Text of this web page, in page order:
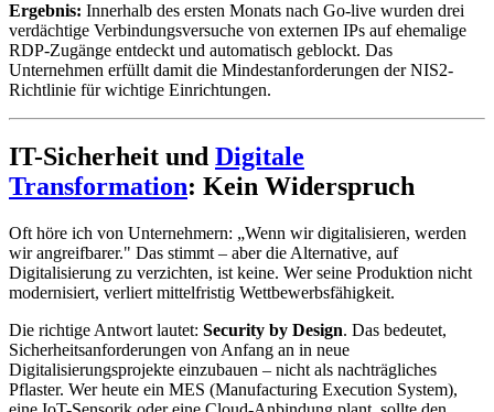
Ergebnis: Innerhalb des ersten Monats nach Go-live wurden drei
verdächtige Verbindungsversuche von externen IPs auf ehemalige
RDP-Zugänge entdeckt und automatisch geblockt. Das
Unternehmen erfüllt damit die Mindestanforderungen der NIS2-
Richtlinie für wichtige Einrichtungen.
IT-Sicherheit und Digitale
Transformation: Kein Widerspruch
Oft höre ich von Unternehmern: „Wenn wir digitalisieren, werden
wir angreifbarer." Das stimmt – aber die Alternative, auf
Digitalisierung zu verzichten, ist keine. Wer seine Produktion nicht
modernisiert, verliert mittelfristig Wettbewerbsfähigkeit.
Die richtige Antwort lautet: Security by Design. Das bedeutet,
Sicherheitsanforderungen von Anfang an in neue
Digitalisierungsprojekte einzubauen – nicht als nachträgliches
Pflaster. Wer heute ein MES (Manufacturing Execution System),